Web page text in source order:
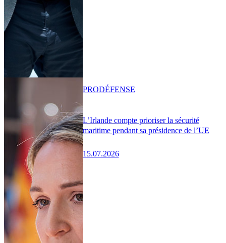
L’Irlande compte prioriser la sécurité
maritime pendant sa présidence de l’UE
15.07.2026
PRODÉFENSE